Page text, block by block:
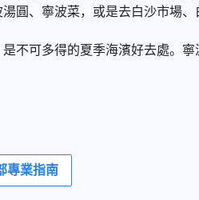
圓、寧波菜，或是去白沙市場
不可多得的夏季海濱好去處。
專業指南